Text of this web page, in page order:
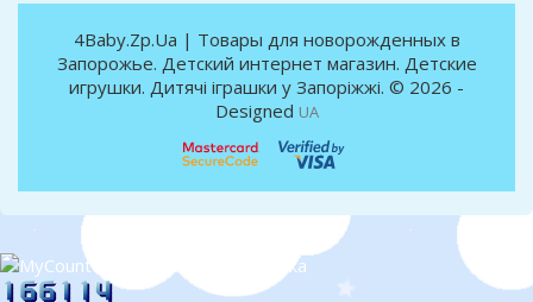
4Baby.Zp.Ua | Товары для новорожденных в
Запорожье. Детский интернет магазин. Детские
игрушки. Дитячі іграшки у Запоріжжі. © 2026 -
Designed UA